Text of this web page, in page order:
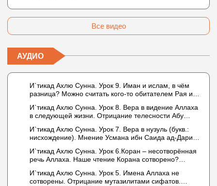
Все видео
АУДИО
И`тикад Ахлю Сунна. Урок 9. Иман и ислам, в чём
разница? Можно считать кого-то обитателем Рая или
И`тикад Ахлю Сунна. Урок 8. Вера в видение Аллаха
в следующей жизни. Отрицание телесности Абу
Усмана ибн Саида ад-Дарими. Иман – это слова,
дела и познание
И`тикад Ахлю Сунна. Урок 7. Вера в нузуль (букв.:
нисхождение). Мнение Усмана ибн Саида ад-Дарими
описывается физическим движением?
И`тикад Ахлю Сунна. Урок 6.Коран – несотворённая
речь Аллаха. Наше чтение Корана сотворено?
И`тикад Ахлю Сунна. Урок 5. Имена Аллаха не
сотворены. Отрицание мутазилитами сифатов.